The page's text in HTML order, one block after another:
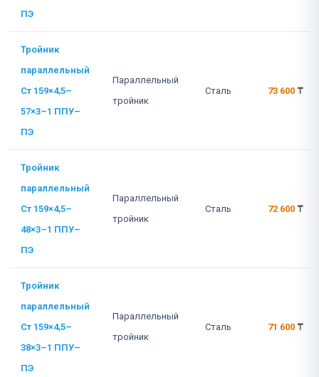
ПЭ
Тройник
параллельный
Ст 159×4,5–
57×3–1 ППУ–
ПЭ
Параллельный
тройник
Сталь 73 600 ₸
Тройник
параллельный
Ст 159×4,5–
48×3–1 ППУ–
ПЭ
Параллельный
тройник
Сталь 72 600 ₸
Тройник
параллельный
Ст 159×4,5–
38×3–1 ППУ–
ПЭ
Параллельный
тройник
Сталь 71 600 ₸